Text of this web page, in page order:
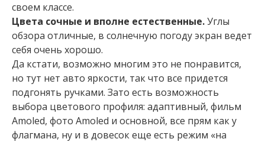
своем классе.
Цвета сочные и вполне естественные.Углы
обзора отличные, в солнечную погоду экран ведет
себя очень хорошо.
Да кстати, возможно многим это не понравится,
но тут нет авто яркости, так что все придется
подгонять ручками. Зато есть возможность
выбора цветового профиля: адаптивный, фильм
Amoled, фото Amoled и основной, все прям как у
флагмана, ну и в довесок еще есть режим «на